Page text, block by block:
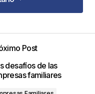
están
Post
desafíos de las
familiares